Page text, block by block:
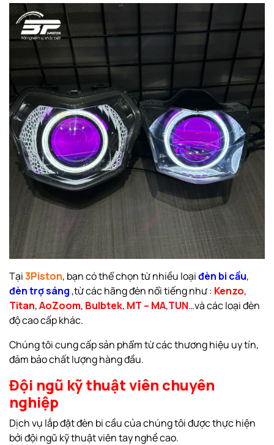
Tại3Piston, bạn có thể chọn từ nhiều loạiđèn bi cầu,
đèn trợ sáng ,từ các hãng đèn nổi tiếng như : Kenzo,
Titan,AoZoom, Bulbtek, MT – MA,TUN…và các loại đèn
độ cao cấp khác.
Chúng tôi cung cấp sản phẩm từ các thương hiệu uy tín,
đảm bảo chất lượng hàng đầu.
Đội ngũ kỹ thuật viên chuyên
nghiệp
Dịch vụ lắp đặt đèn bi cầu của chúng tôi được thực hiện
bởi đội ngũ kỹ thuật viên tay nghề cao.